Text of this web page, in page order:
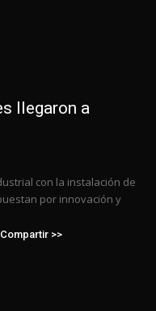
llegaron a
con la instalación de
por innovación y
Compartir >>